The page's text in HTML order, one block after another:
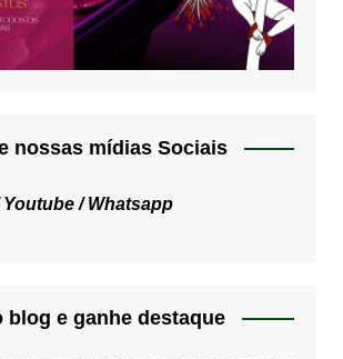
nossas mídias Sociais
Youtube /Whatsapp
blog e ganhe destaque